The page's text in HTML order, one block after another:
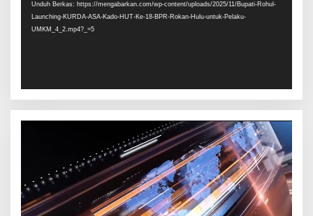
Unduh Berkas: https://mengabarkan.com/wp-content/uploads/2025/11/Bupati-Rohul-
Launching-KURDA-ASA-Kado-HUT-Ke-18-BPR-Rokan-Hulu-untuk-Pelaku-
UMKM_4_2.mp4?_=5